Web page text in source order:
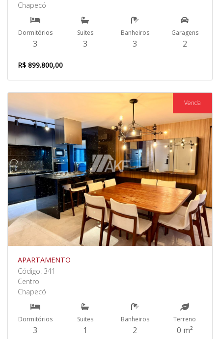
Chapecó
Dormitórios
3
Suites
3
Banheiros
3
Garagens
2
R$ 899.800,00
Venda
APARTAMENTO
Código: 341
Centro
Chapecó
Dormitórios
3
Suites
1
Banheiros
2
Terreno
0 m²